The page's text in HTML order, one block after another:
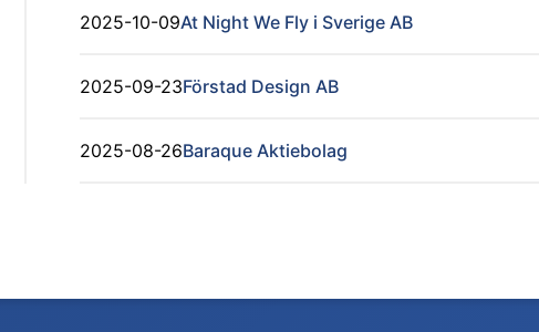
2025-10-09At Night We Fly i Sverige AB
2025-09-23Förstad Design AB
2025-08-26Baraque Aktiebolag